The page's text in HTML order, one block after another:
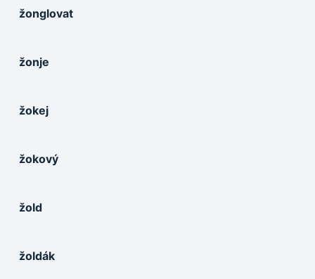
žonglovat
žonje
žokej
žokový
žold
žoldák